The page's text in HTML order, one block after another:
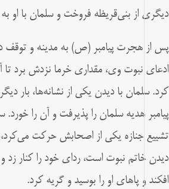
دیگری از بنی‌قریظه فروخت و سلمان با او
پس از هجرت پیامبر (ص) به مدینه و توقف
ادعای نبوت وی، مقداری خرما نزدش برد تا
کرد. سلمان با دیدن یکی از نشانه‌ها، بار
پیامبر هدیه سلمان را پذیرفت و آن را
تشییع جنازه یکی از اصحابش حرکت
دیدن خاتم نبوت است، ردای خود را کنار زد
افکند و پاهای او را بوسید و گریه کرد.